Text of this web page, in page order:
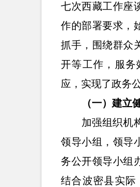
七次西藏工作座
作的部署要求，
抓手，围绕群众
开等工作，服务
应，实现了政务
（一） 建立
加强组织机
领导小组，领导
务公开领导小组
结合波密县实际